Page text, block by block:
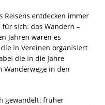
Reisens entdecken immer
sich: das Wandern –
Jahren waren es
in Vereinen organisiert
die in die Jahre
Wanderwege in den
gewandelt: früher